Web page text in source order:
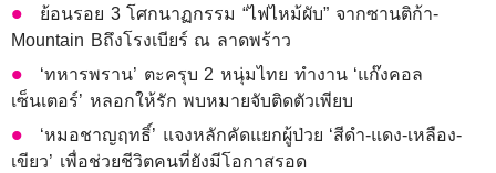
ย้อนรอย 3 โศกนาฏกรรม “ไฟไหม้ผับ” จากซานติก้า-
Mountain Bถึงโรงเบียร์ ณ ลาดพร้าว
‘ทหารพราน’ ตะครุบ 2 หนุ่มไทย ทำงาน ‘แก๊งคอล
เซ็นเตอร์’ หลอกให้รัก พบหมายจับติดตัวเพียบ
‘หมอชาญฤทธิ์’ แจงหลักคัดแยกผู้ป่วย ‘สีดำ-แดง-เหลือง-
เขียว’ เพื่อช่วยชีวิตคนที่ยังมีโอกาสรอด